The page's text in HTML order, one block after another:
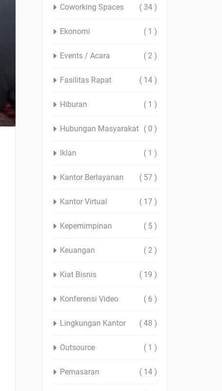
Coworking Spaces ( 34 )
Ekonomi ( 1 )
Events / Acara ( 2 )
Fasilitas Rapat ( 14 )
Hiburan ( 1 )
Hubungan Masyarakat ( 0 )
Iklan ( 1 )
Kantor Berlayanan ( 57 )
Kantor Virtual ( 17 )
Kepemimpinan ( 5 )
Keuangan ( 2 )
Kiat Bisnis ( 19 )
Konferensi Video ( 6 )
Lingkungan Kantor ( 48 )
Outsource ( 1 )
Pemasaran ( 14 )